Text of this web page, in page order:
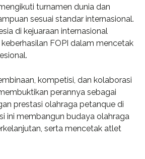
turnamen dunia dan
sesuai standar internasional.
di kejuaraan internasional
FOPI dalam mencetak
kompetisi, dan kolaborasi
perannya sebagai
prestasi olahraga petanque di
ini membangun budaya olahraga
serta mencetak atlet